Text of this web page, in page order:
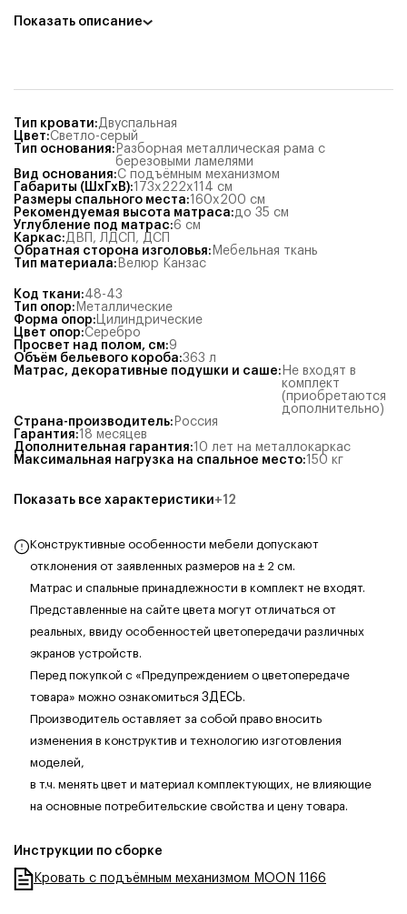
Показать описание
Тип кровати:Двуспальная
Цвет:Светло-серый
Тип основания: Разборная металлическая рама с
березовыми ламелями
Вид основания:С подъёмным механизмом
Габариты (ШхГхВ):173x222x114 см
Размеры спального места:160x200 см
Рекомендуемая высота матраса:до 35 см
Углубление под матрас:6 см
Каркас:ДВП , ЛДСП , ДСП
Обратная сторона изголовья: Мебельная ткань
Тип материала: Велюр Канзас
Код ткани:48-43
Тип опор: Металлические
Форма опор: Цилиндрические
Цвет опор:Серебро
Просвет над полом, см:9
Объём бельевого короба:363 л
Матрас, декоративные подушки и саше: Не входят в
комплект
(приобретаются
дополнительно)
Страна-производитель: Россия
Гарантия:18 месяцев
Дополнительная гарантия:10 лет на металлокаркас
Максимальная нагрузка на спальное место:150 кг
Показать все характеристики+12
Конструктивные особенности мебели допускают
отклонения от заявленных размеров на ± 2 см.
Матрас и спальные принадлежности в комплект не входят.
Представленные на сайте цвета могут отличаться от
реальных, ввиду особенностей цветопередачи различных
экранов устройств.
Перед покупкой с «Предупреждением о цветопередаче
товара» можно ознакомиться ЗДЕСЬ.
Производитель оставляет за собой право вносить
изменения в конструктив и технологию изготовления
моделей,
в т.ч. менять цвет и материал комплектующих, не влияющие
на основные потребительские свойства и цену товара.
Инструкции по сборке
Кровать с подъёмным механизмом MOON 1166